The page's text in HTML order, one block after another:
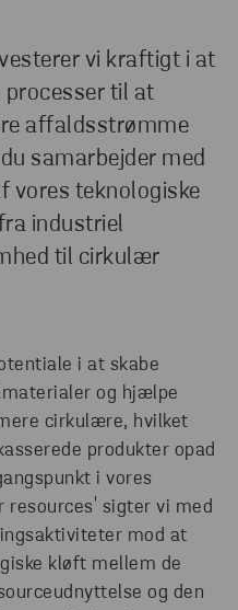
vi kraftigt i at
processer til at
affaldsstrømme
samarbejder med
vores teknologiske
industriel
til cirkulær
i at skabe
og hjælpe
cirkulære, hvilket
produkter opad
i vores
resources' sigter vi med
mod at
kløft mellem de
og den
og find de rigtige
LØSNINGER TIL